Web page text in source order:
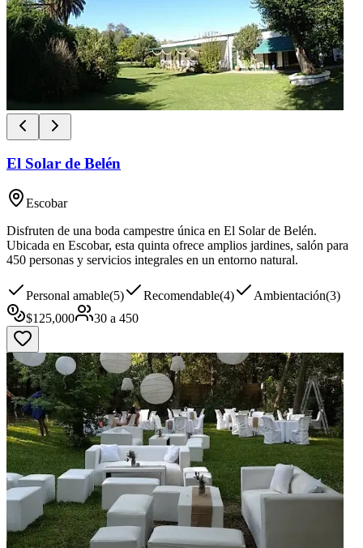
El Solar de Belén
Escobar
Disfruten de una boda campestre única en El Solar de Belén.
Ubicada en Escobar, esta quinta ofrece amplios jardines, salón para
450 personas y servicios integrales en un entorno natural.
Personal amable(5) Recomendable(4) Ambientación(3)
$125,000 30 a 450